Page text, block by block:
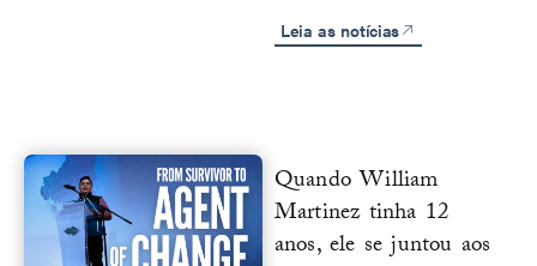
Leia as notícias
Quando William
Martinez tinha 12
anos, ele se juntou aos